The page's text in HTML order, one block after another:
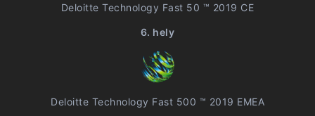
Deloitte Technology Fast 50 ™ 2019 CE
6. hely
Deloitte Technology Fast 500 ™ 2019 EMEA